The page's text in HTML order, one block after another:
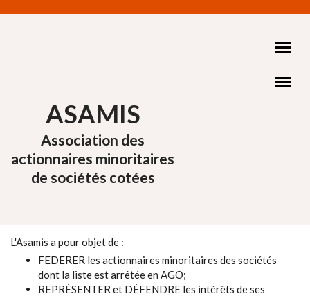
ASAMIS
Association des
actionnaires minoritaires
de sociétés cotées
L'Asamis a pour objet de :
FEDERER les actionnaires minoritaires des sociétés
dont la liste est arrêtée en AGO;
REPRÉSENTER et DÉFENDRE les intérêts de ses